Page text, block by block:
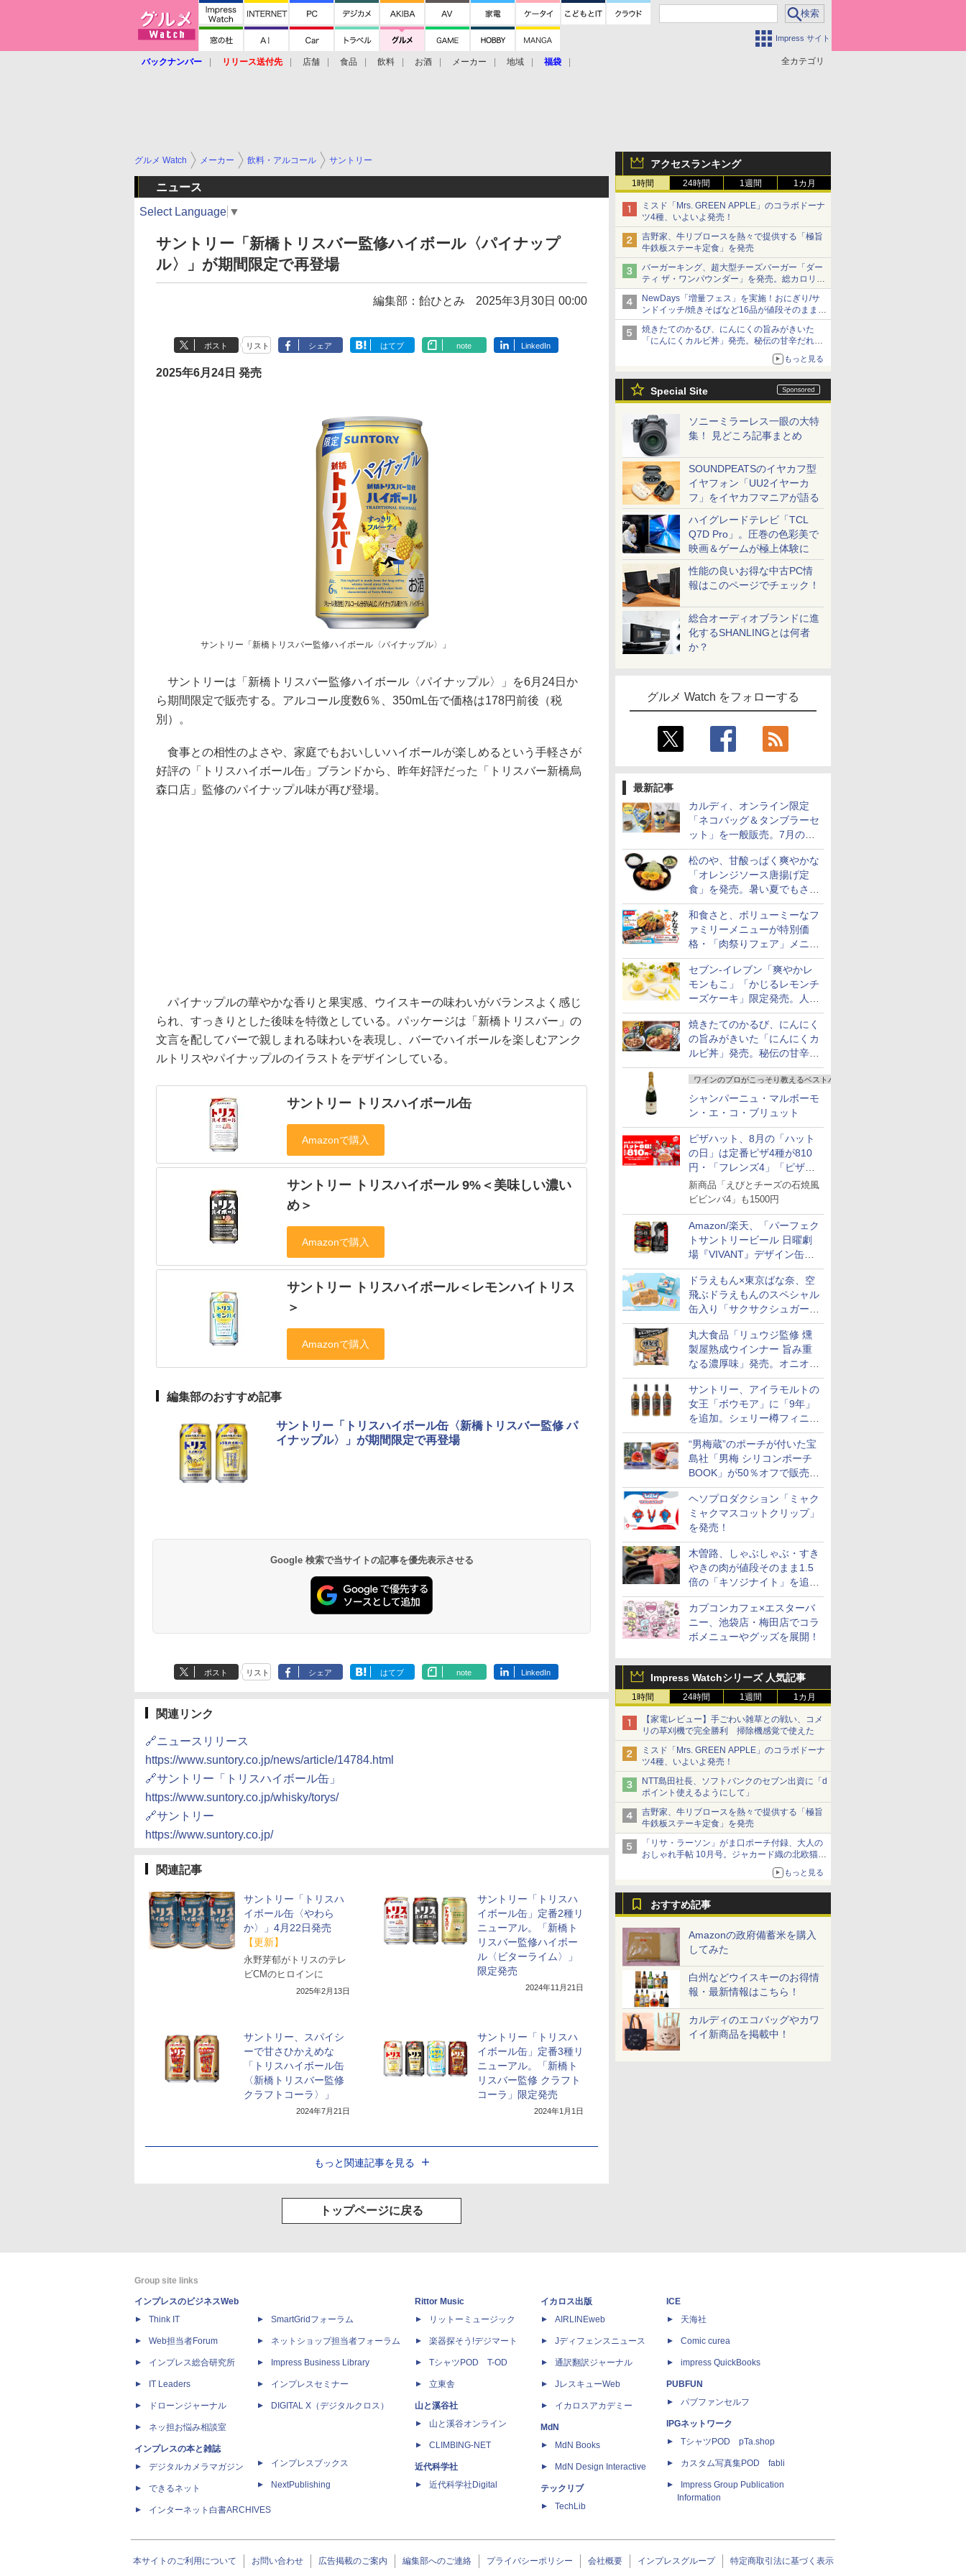
Impress サイト
全カテゴリ
バックナンバー リリース送付先 店舗 食品 飲料 お酒 メーカー 地域 福袋
アクセスランキング
1時間 24時間 1週間 1カ月
ミスド「Mrs. GREEN APPLE」のコラボドーナ
ツ4種、いよいよ発売！
吉野家、牛リブロースを熱々で提供する「極旨
牛鉄板ステーキ定食」を発売
バーガーキング、超大型チーズバーガー「ダー
ティ ザ・ワンパウンダー」を発売。総カロリー
約1656kcal、総重量約527g！
NewDays「増量フェス」を実施！おにぎり/サ
ンドイッチ/焼きそばなど16品が値段そのままで
ボリュームアップ
焼きたてのかるび、にんにくの旨みがきいた
「にんにくカルビ丼」発売。秘伝の甘辛だれを
もっと見る
Special Site
ソニーミラーレス一眼の大特
集！ 見どころ記事まとめ
SOUNDPEATSのイヤカフ型
イヤフォン「UU2イヤーカ
フ」をイヤカフマニアが語る
ハイグレードテレビ「TCL
Q7D Pro」。圧巻の色彩美で
映画＆ゲームが極上体験に
性能の良いお得な中古PC情
報はこのページでチェック！
総合オーディオブランドに進
化するSHANLINGとは何者
か？
グルメ Watch をフォローする
最新記事
カルディ、オンライン限定
「ネコバッグ＆タンブラーセ
ット」を一般販売。7月の抽
選販売の当選無効分
松のや、甘酸っぱく爽やかな
「オレンジソース唐揚げ定
食」を発売。暑い夏でもさっ
ぱり！
和食さと、ボリューミーなフ
ァミリーメニューが特別価
格・「肉祭りフェア」メニュ
ーがテイクアウトに登場
セブン-イレブン「爽やかレ
モンもこ」「かじるレモンチ
ーズケーキ」限定発売。人気
シリーズから夏限定の味わい
が登場
焼きたてのかるび、にんにく
の旨みがきいた「にんにくカ
ルビ丼」発売。秘伝の甘辛だ
れを絡めた「豚カルビ丼」も
復活
ワインのプロがこっそり教えるベストバイ
シャンパーニュ・マルボーモ
ン・エ・コ・ブリュット
ピザハット、8月の「ハット
の日」は定番ピザ4種が810
円・「フレンズ4」「ピザハ
ット・ベスト4」値下げ
新商品「えびとチーズの石焼風
ビビンバ4」も1500円
Amazon/楽天、「パーフェク
トサントリービール 日曜劇
場『VIVANT』デザイン缶」
販売開始
ドラえもん×東京ばな奈、空
飛ぶドラえもんのスペシャル
缶入り「サクサクシュガーバ
ター」を発売
丸大食品「リュウジ監修 燻
製屋熟成ウインナー 旨み重
なる濃厚味」発売。オニオン
やガーリックの食べ応え
サントリー、アイラモルトの
女王「ボウモア」に「9年」
を追加。シェリー樽フィニッ
シュの12/15/18年も通年販売
に
“男梅蔵”のポーチが付いた宝
島社「男梅 シリコンポーチ
BOOK」が50％オフで販売
中！
ヘソプロダクション「ミャク
ミャクマスコットクリップ」
を発売！
木曽路、しゃぶしゃぶ・すき
やきの肉が値段そのまま1.5
倍の「キソジナイト」を追加
実施！水・日曜夜限定
カプコンカフェ×エスターバ
ニー、池袋店・梅田店でコラ
ボメニューやグッズを展開！
Impress Watchシリーズ 人気記事
1時間 24時間 1週間 1カ月
【家電レビュー】手ごわい雑草との戦い、コメ
リの草刈機で完全勝利 掃除機感覚で使えた
ミスド「Mrs. GREEN APPLE」のコラボドーナ
ツ4種、いよいよ発売！
NTT島田社長、ソフトバンクのセブン出資に「d
ポイント使えるようにして」
吉野家、牛リブロースを熱々で提供する「極旨
牛鉄板ステーキ定食」を発売
「リサ・ラーソン」がま口ポーチ付録、大人の
おしゃれ手帖 10月号。ジャカード織の北欧猫デ
もっと見る
おすすめ記事
Amazonの政府備蓄米を購入
してみた
白州などウイスキーのお得情
報・最新情報はこちら！
カルディのエコバッグやカワ
イイ新商品を掲載中！
グルメ Watch メーカー 飲料・アルコール サントリー
ニュース
Select Language ▼
サントリー「新橋トリスバー監修ハイボール〈パイナップ
ル〉」が期間限定で再登場
編集部：飴ひとみ 2025年3月30日 00:00
ポスト リスト シェア はてブ note LinkedIn
2025年6月24日 発売
サントリー「新橋トリスバー監修ハイボール〈パイナップル〉」
サントリーは「新橋トリスバー監修ハイボール〈パイナップル〉」を6月24日か
ら期間限定で販売する。アルコール度数6％、350mL缶で価格は178円前後（税
別）。
食事との相性のよさや、家庭でもおいしいハイボールが楽しめるという手軽さが
好評の「トリスハイボール缶」ブランドから、昨年好評だった「トリスバー新橋烏
森口店」監修のパイナップル味が再び登場。
パイナップルの華やかな香りと果実感、ウイスキーの味わいがバランスよく感じ
られ、すっきりとした後味を特徴としている。パッケージは「新橋トリスバー」の
文言を配してバーで親しまれる味わいを表現し、バーでハイボールを楽しむアンク
ルトリスやパイナップルのイラストをデザインしている。
サントリー トリスハイボール缶
サントリー トリスハイボール 9%＜美味しい濃い
め＞
サントリー トリスハイボール＜レモンハイトリス
＞
編集部のおすすめ記事
サントリー「トリスハイボール缶〈新橋トリスバー監修 パ
イナップル〉」が期間限定で再登場
Google 検索で当サイトの記事を優先表示させる
ポスト リスト シェア はてブ note LinkedIn
関連リンク
🔗ニュースリリース
https://www.suntory.co.jp/news/article/14784.html
🔗サントリー「トリスハイボール缶」
https://www.suntory.co.jp/whisky/torys/
🔗サントリー
https://www.suntory.co.jp/
関連記事
サントリー「トリスハ
イボール缶〈やわら
か〉」4月22日発売
【更新】
永野芽郁がトリスのテレ
ビCMのヒロインに
2025年2月13日
サントリー「トリスハ
イボール缶」定番2種リ
ニューアル。「新橋ト
リスバー監修ハイボー
ル〈ビターライム〉」
限定発売
2024年11月21日
サントリー、スパイシ
ーで甘さひかえめな
「トリスハイボール缶
〈新橋トリスバー監修
クラフトコーラ〉」
2024年7月21日
サントリー「トリスハ
イボール缶」定番3種リ
ニューアル。「新橋ト
リスバー監修 クラフト
コーラ」限定発売
2024年1月1日
もっと関連記事を見る
トップページに戻る
Group site links
インプレスのビジネスWeb
Think IT
Web担当者Forum
インプレス総合研究所
IT Leaders
ドローンジャーナル
ネッ担お悩み相談室
インプレスの本と雑誌
デジタルカメラマガジン
できるネット
インターネット白書ARCHIVES
SmartGridフォーラム
ネットショップ担当者フォーラム
Impress Business Library
インプレスセミナー
DIGITAL X（デジタルクロス）
インプレスブックス
NextPublishing
Rittor Music
リットーミュージック
楽器探そう!デジマート
TシャツPOD T-OD
立東舎
山と溪谷社
山と溪谷オンライン
CLIMBING-NET
近代科学社
近代科学社Digital
イカロス出版
AIRLINEweb
Jディフェンスニュース
通訳翻訳ジャーナル
JレスキューWeb
イカロスアカデミー
MdN
MdN Books
MdN Design Interactive
テックリブ
TechLib
ICE
天海社
Comic curea
impress QuickBooks
PUBFUN
パブファンセルフ
IPGネットワーク
TシャツPOD pTa.shop
カスタム写真集POD fabli
Impress Group Publication
Information
本サイトのご利用について お問い合わせ 広告掲載のご案内 編集部へのご連絡 プライバシーポリシー 会社概要 インプレスグループ 特定商取引法に基づく表示